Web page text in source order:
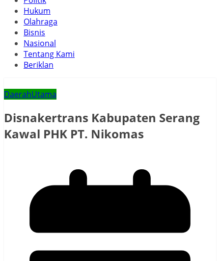
Hukum
Olahraga
Bisnis
Nasional
Tentang Kami
Beriklan
DaerahUtama
Disnakertrans Kabupaten Serang
Kawal PHK PT. Nikomas